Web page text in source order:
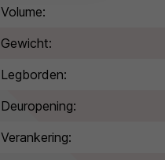
Volume:
Gewicht:
Legborden:
Deuropening:
Verankering: